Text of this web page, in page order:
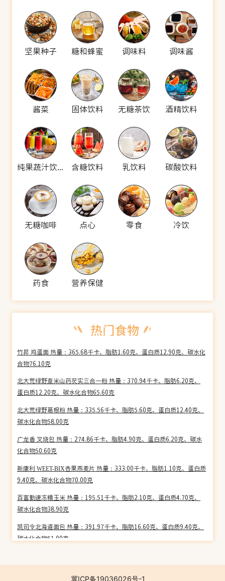
坚果种子 糖和蜂蜜 调味料 调味酱
酱菜 固体饮料 无糖茶饮 酒精饮料
纯果蔬汁饮料 含糖饮料 乳饮料 碳酸饮料
无糖咖啡 点心 零食 冷饮
药食 营养保健
竹昇 鸡蛋面 热量：365.68千卡、脂肪1.60克、蛋白质12.90克、碳水化
合物76.10克
北大荒绿野薏米山药芡实三合一粉 热量：370.94千卡、脂肪6.20克、
蛋白质12.20克、碳水化合物65.60克
北大荒绿野葛根粉 热量：335.56千卡、脂肪5.60克、蛋白质12.40克、
碳水化合物58.00克
广龙香 叉烧包 热量：274.86千卡、脂肪4.90克、蛋白质6.20克、碳水
化合物50.60克
新康利 WEET-BIX杏果燕麦片 热量：333.00千卡、脂肪1.10克、蛋白质
9.40克、碳水化合物70.00克
百富勤速冻糯玉米 热量：195.51千卡、脂肪2.10克、蛋白质4.70克、
碳水化合物38.90克
凯司令北海道面包 热量：391.97千卡、脂肪16.60克、蛋白质9.40克、
碳水化合物51.00克
碳水化合物23.50克
冀ICP备19036026号-1